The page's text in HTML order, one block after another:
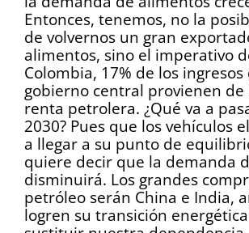
Entonces, tenemos, no la
de volvernos un gran
alimentos, sino el imperativo
Colombia, 17% de los ingresos
gobierno central provienen de
renta petrolera. ¿Qué va a
2030? Pues que los vehículos
a llegar a su punto de
quiere decir que la demanda
disminuirá. Los grandes
petróleo serán China e India,
logren su transición